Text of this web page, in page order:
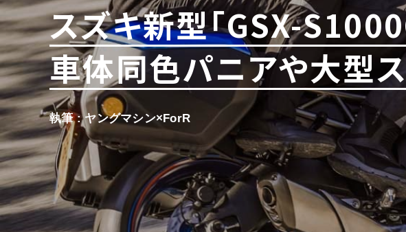
スズキ新型「GSX-
車体同色パニアや大型
執筆 : ヤングマシン×ForR